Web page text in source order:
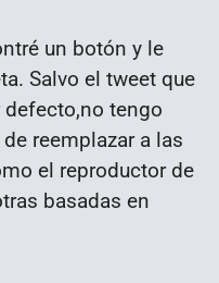
un botón y le
Salvo el tweet que
tengo
reemplazar a las
el reproductor de
basadas en